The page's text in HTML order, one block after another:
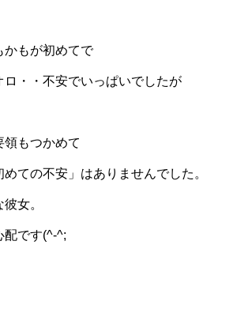
かもが初めてで
ロ・・不安でいっぱいでしたが
領もつかめて
ての不安」はありませんでした。
女。
配です(^-^;